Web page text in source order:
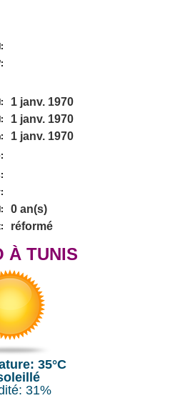
1 janv. 1970
1 janv. 1970
1 janv. 1970
0 an(s)
réformé
À TUNIS
35°C
31%